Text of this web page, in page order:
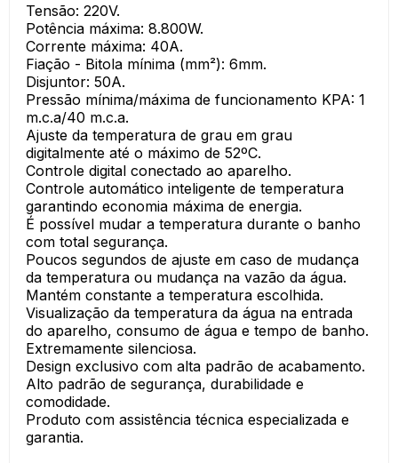
Tensão: 220V.
Potência máxima: 8.800W.
Corrente máxima: 40A.
Fiação - Bitola mínima (mm²): 6mm.
Disjuntor: 50A.
Pressão mínima/máxima de funcionamento KPA: 1
m.c.a/40 m.c.a.
Ajuste da temperatura de grau em grau
digitalmente até o máximo de 52ºC.
Controle digital conectado ao aparelho.
Controle automático inteligente de temperatura
garantindo economia máxima de energia.
É possível mudar a temperatura durante o banho
com total segurança.
Poucos segundos de ajuste em caso de mudança
da temperatura ou mudança na vazão da água.
Mantém constante a temperatura escolhida.
Visualização da temperatura da água na entrada
do aparelho, consumo de água e tempo de banho.
Extremamente silenciosa.
Design exclusivo com alta padrão de acabamento.
Alto padrão de segurança, durabilidade e
comodidade.
Produto com assistência técnica especializada e
garantia.